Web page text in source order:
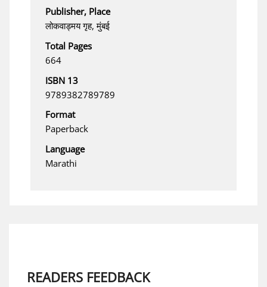
Publisher, Place
लोकवाड्मय गृह, मुंबई
Total Pages
664
ISBN 13
9789382789789
Format
Paperback
Language
Marathi
READERS FEEDBACK